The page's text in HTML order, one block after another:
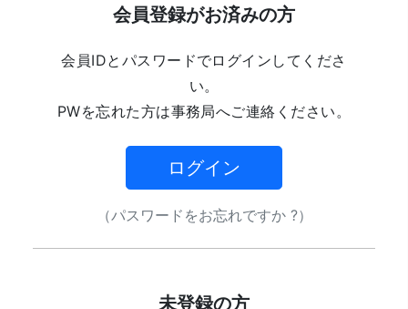
会員登録がお済みの方
会員IDとパスワードでログインしてくださ
い。
PWを忘れた方は事務局へご連絡ください。
ログイン
（パスワードをお忘れですか ?）
未登録の方